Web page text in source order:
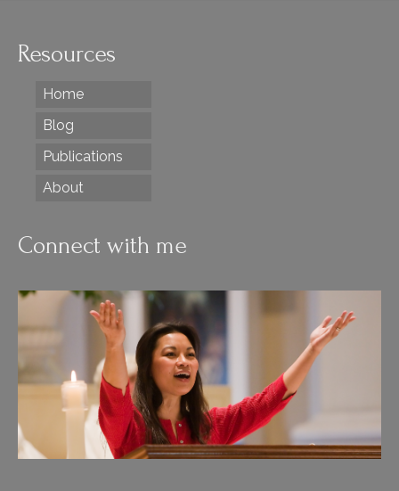
Resources
Home
Blog
Publications
About
Connect with me